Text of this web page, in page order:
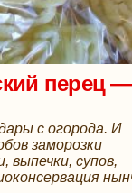
перец —
с огорода. И
заморозки
выпечки, супов,